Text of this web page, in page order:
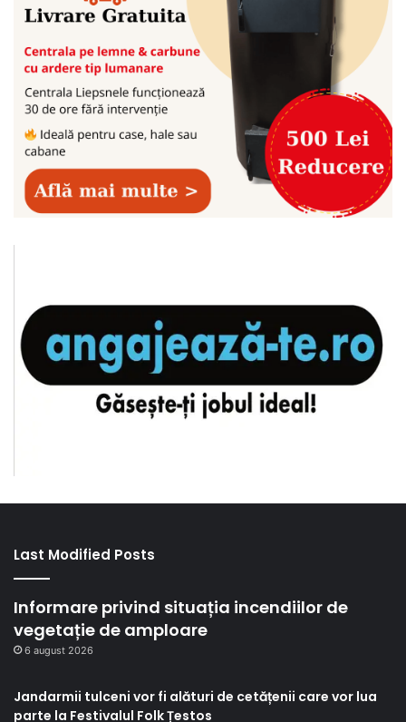
Last Modified Posts
Informare privind situația incendiilor de
vegetație de amploare
6 august 2026
Jandarmii tulceni vor fi alături de cetățenii care vor lua
parte la Festivalul Folk Țestos